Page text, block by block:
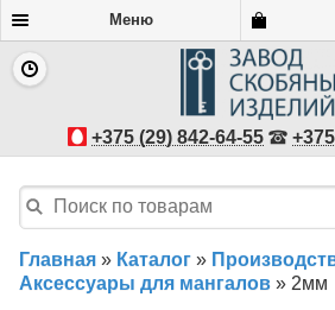
Меню
+375 (29) 842-64-55
Главная » Каталог »
Аксессуары для мангалов » 2мм